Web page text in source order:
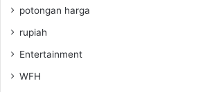
potongan harga
rupiah
Entertainment
WFH